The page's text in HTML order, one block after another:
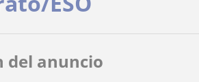
del anuncio